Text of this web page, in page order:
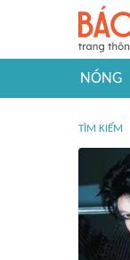
NÓNG
TÌM KIẾM